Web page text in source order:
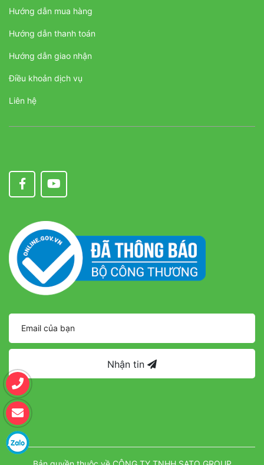
Hướng dẫn mua hàng
Hướng dẫn thanh toán
Hướng dẫn giao nhận
Điều khoản dịch vụ
Liên hệ
Nhận tin